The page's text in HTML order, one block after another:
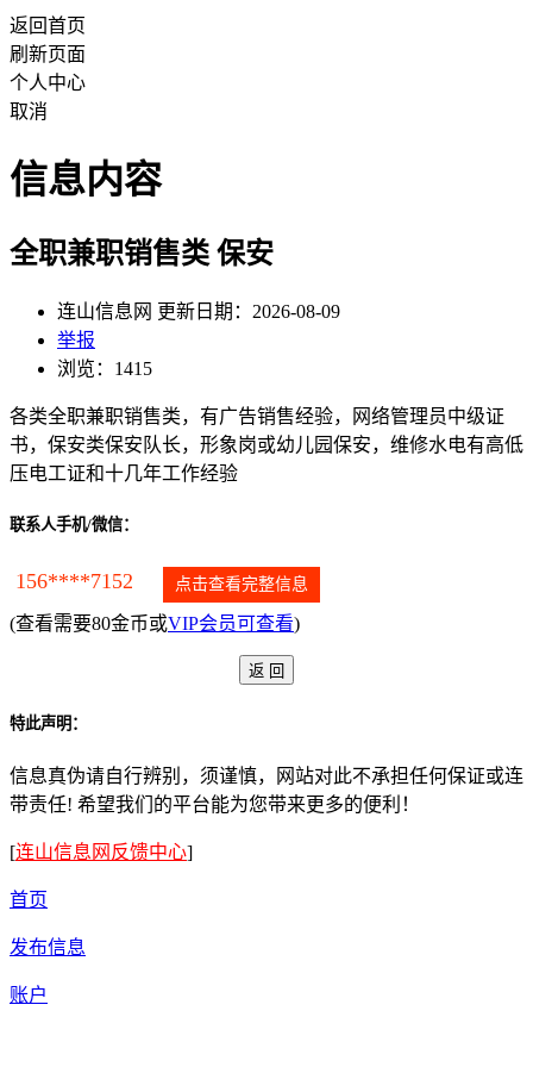
返回首页
刷新页面
个人中心
取消
信息内容
全职兼职销售类 保安
连山信息网 更新日期：2026-08-09
举报
浏览：1415
各类全职兼职销售类，有广告销售经验，网络管理员中级证
书，保安类保安队长，形象岗或幼儿园保安，维修水电有高低
压电工证和十几年工作经验
联系人手机/微信：
156****7152 点击查看完整信息
(查看需要80金币或VIP会员可查看)
特此声明：
信息真伪请自行辨别，须谨慎，网站对此不承担任何保证或连
带责任! 希望我们的平台能为您带来更多的便利！
[连山信息网反馈中心]
首页
发布信息
账户